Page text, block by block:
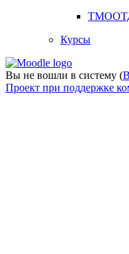
Курсы
Вы не вошли в систему (
Проект при поддержке